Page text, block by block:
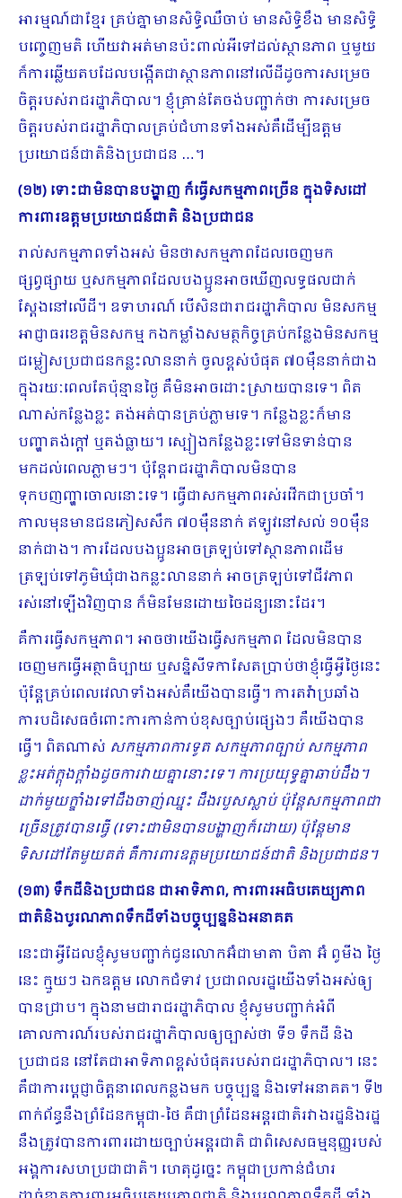
អារម្មណ៍ជាខ្មែរ គ្រប់គ្នាមានសិទ្ធិឈឺចាប់ មានសិទ្ធិខឹង មានសិទ្ធិ
បញ្ចេញមតិ ហើយវាអត់មានប៉ះពាល់អីទៅដល់ស្ថានភាព ឬមួយ
ក៏ការឆ្លើយតបដែលបង្កើតជាស្ថានភាពនៅលើដីដូចការសម្រេច
ចិត្តរបស់រាជរដ្ឋាភិបាល។ ខ្ញុំគ្រាន់តែចង់បញ្ជាក់ថា ការសម្រេច
ចិត្តរបស់រាជរដ្ឋាភិបាលគ្រប់ជំហានទាំងអស់គឺដើម្បីឧត្តម
ប្រយោជន៍ជាតិនិងប្រជាជន …។
(១២) ទោះជាមិនបានបង្ហាញ ក៏ធ្វើសកម្មភាពច្រើន ក្នុងទិសដៅ
ការពារឧត្តមប្រយោជន៍ជាតិ និងប្រជាជន
រាល់សកម្មភាពទាំងអស់ មិនថាសកម្មភាពដែលចេញមក
ផ្សព្វផ្សាយ ឬសកម្មភាពដែលបងប្អូនអាចឃើញលទ្ធផលជាក់
ស្តែងនៅលើដី។ ឧទាហរណ៍ បើសិនជារាជរដ្ឋាភិបាល ​មិនសកម្ម
អាជ្ញាធរខេត្តមិនសកម្ម កងកម្លាំងសមត្ថកិច្ចគ្រប់កន្លែងមិនសកម្ម
ជម្លៀសប្រជាជនកន្លះលាននាក់ ចូលខ្ពស់បំផុត ៧០ម៉ឺននាក់ជាង
ក្នុងរយៈពេលតែប៉ុន្មានថ្ងៃ គឺមិនអាចដោះស្រាយបានទេ។ ពិត
ណាស់កន្លែងខ្លះ តង់អត់បានគ្រប់ភ្លាមទេ។ កន្លែងខ្លះក៏មាន
បញ្ហាតង់ក្តៅ ឬតង់ធ្លាយ។ ស្បៀងកន្លែងខ្លះទៅមិនទាន់បាន
មកដល់ពេលភ្លាមៗ។ ប៉ុន្តែរាជរដ្ឋាភិបាលមិនបាន
ទុកបញញ្ហាចោលនោះទេ។ ធ្វើជាសកម្មភាពរស់រវើកជាប្រចាំ។
កាលមុនមានជនភៀសសឹក ៧០ម៉ឺននាក់ ឥឡូវនៅសល់ ១០ម៉ឺន
នាក់ជាង។ ការដែលបងប្អូនអាចត្រឡប់ទៅស្ថានភាពដើម
ត្រឡប់ទៅភូមិឃុំជាងកន្លះលាននាក់ អាចត្រឡប់ទៅជីវភាព
រស់នៅឡើងវិញបាន ក៏មិនមែនដោយចៃដន្យនោះដែរ។
គឺការធ្វើសកម្មភាព។ អាចថាយើងធ្វើសកម្មភាព ដែលមិនបាន
ចេញមកធ្វើអត្ថាធិប្បាយ ឬសន្និសីទកាសែតប្រាប់ថាខ្ញុំធ្វើអ្វីថ្ងៃនេះ
ប៉ុន្តែគ្រប់ពេលវេលាទាំងអស់គឺយើងបានធ្វើ។ ការតវ៉ាប្រឆាំង
ការបដិសេធចំពោះការកាន់កាប់ខុសច្បាប់ផ្សេងៗ គឺ​យើងបាន
ធ្វើ។ ពិតណាស់ សកម្មភាពការទូត សកម្មភាពច្បាប់ សកម្មភាព
ខ្លះអត់ក្តុងក្តាំងដូចការវាយគ្នានោះទេ។ ការប្រយុទ្ធគ្នាឆាប់ដឹង។
ដាក់មួយក្ឌាំងទៅដឹងចាញ់ឈ្នះ ដឹងរបួសស្លាប់ ប៉ុន្តែសកម្មភាពជា
ច្រើនត្រូវបានធ្វើ (ទោះជាមិនបានបង្ហាញក៏ដោយ) ប៉ុន្តែមាន
ទិសដៅតែមួយគត់ គឺការពារឧត្តមប្រយោជន៍ជាតិ និងប្រជាជន។
(១៣) ទឹកដីនិងប្រជាជន ជាអាទិភាព, ការពារអធិបតេយ្យភាព
ជាតិនិងបូរណភាពទឹកដីទាំងបច្ចុប្បន្ននិងអនាគត
នេះជាអ្វីដែលខ្ញុំសូមបញ្ជាក់ជូនលោកអ៊ំជាមាតា បិតា អ៊ំ ពូមីង ថ្ងៃ
នេះ ក្មួយៗ ឯកឧត្តម លោកជំទាវ ប្រជាពលរដ្ឋយើងទាំងអស់ឲ្យ
បានជ្រាប។ ក្នុងនាមជារាជរដ្ឋាភិបាល ខ្ញុំសូមបញ្ជាក់អំពី
គោលការណ៍របស់រាជរដ្ឋាភិបាលឲ្យច្បាស់ថា ទី១ ទឹកដី និង
ប្រជាជន នៅតែជាអាទិភាពខ្ពស់បំផុតរបស់រាជរដ្ឋាភិបាល។ នេះ
គឺជាការប្តេជ្ញាចិត្តនាពេលកន្លងមក បច្ចុប្បន្ន និងទៅអនាគត។ ទី២
ពាក់ព័ន្ធនឹងព្រំដែនកម្ពុជា-ថៃ គឺជាព្រំដែនអន្តរជាតិរវាងរដ្ឋនិងរដ្ឋ
នឹងត្រូវបានការពារដោយច្បាប់អន្តរជាតិ ជាពិសេសធម្មនុញ្ញរបស់
អង្គការសហប្រជាជាតិ។ ហេតុដូច្នេះ កម្ពុជាប្រកាន់ជំហរ